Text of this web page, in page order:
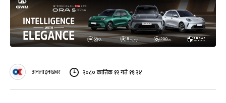
अनलाइनखबर २०८० कात्तिक १२ गते ११:२४